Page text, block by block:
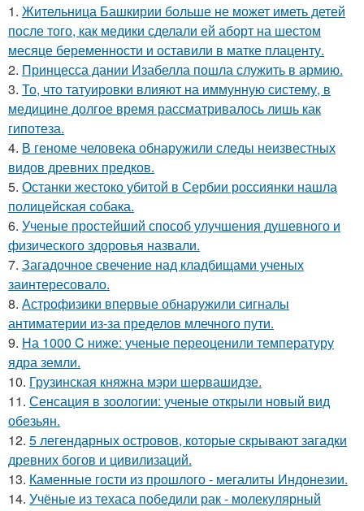
1. Жительница Башкирии больше не может иметь детей
после того, как медики сделали ей аборт на шестом
месяце беременности и оставили в матке плаценту.
2. Принцесса дании Изабелла пошла служить в армию.
3. То, что татуировки влияют на иммунную систему, в
медицине долгое время рассматривалось лишь как
гипотеза.
4. В геноме человека обнаружили следы неизвестных
видов древних предков.
5. Останки жестоко убитой в Сербии россиянки нашла
полицейская собака.
6. Ученые простейший способ улучшения душевного и
физического здоровья назвали.
7. Загадочное свечение над кладбищами ученых
заинтересовало.
8. Астрофизики впервые обнаружили сигналы
антиматерии из-за пределов млечного пути.
9. На 1000 C ниже: ученые переоценили температуру
ядра земли.
10. Грузинская княжна мэри шервашидзе.
11. Сенсация в зоологии: ученые открыли новый вид
обезьян.
12. 5 легендарных островов, которые скрывают загадки
древних богов и цивилизаций.
13. Каменные гости из прошлого - мегалиты Индонезии.
14. Учёные из техаса победили рак - молекулярный